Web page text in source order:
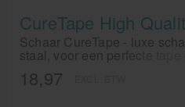
CureTape High
Schaar CureTape - luxe
staal, voor een perfecte tape
18,97